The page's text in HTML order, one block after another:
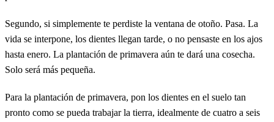
Segundo, si simplemente te perdiste la ventana de otoño. Pasa. La
vida se interpone, los dientes llegan tarde, o no pensaste en los ajos
hasta enero. La plantación de primavera aún te dará una cosecha.
Solo será más pequeña.
Para la plantación de primavera, pon los dientes en el suelo tan
pronto como se pueda trabajar la tierra, idealmente de cuatro a seis